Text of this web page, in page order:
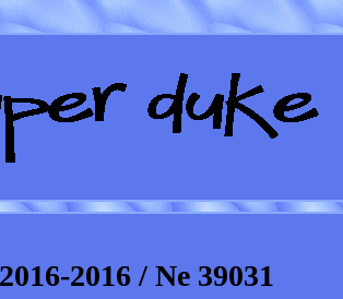
2016 / Ne 39031